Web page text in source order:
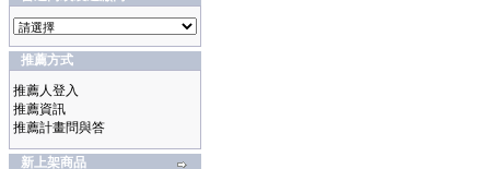
推薦方式
推薦人登入
推薦資訊
推薦計畫問與答
新上架商品